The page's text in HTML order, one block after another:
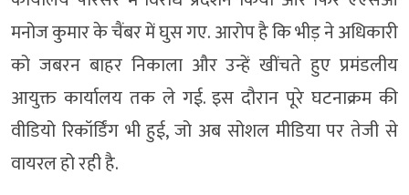
मनोज कुमार के चैंबर में घुस गए. आरोप है कि भीड़ ने अधिकारी
को जबरन बाहर निकाला और उन्हें खींचते हुए प्रमंडलीय
आयुक्त कार्यालय तक ले गई. इस दौरान पूरे घटनाक्रम की
वीडियो रिकॉर्डिंग भी हुई, जो अब सोशल मीडिया पर तेजी से
वायरल हो रही है.